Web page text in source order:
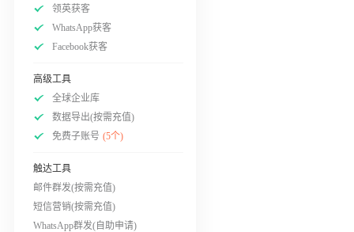
领英获客
WhatsApp获客
Facebook获客
高级工具
全球企业库
数据导出(按需充值)
免费子账号 (5个)
触达工具
邮件群发(按需充值)
短信营销(按需充值)
WhatsApp群发(自助申请)